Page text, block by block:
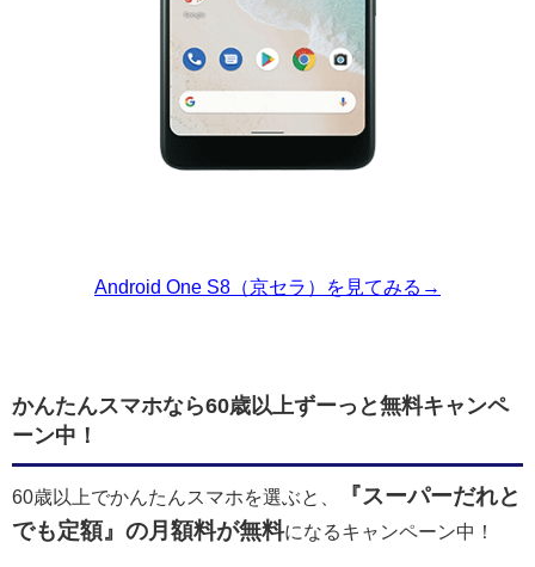
Android One S8（京セラ）を見てみる→
かんたんスマホなら60歳以上ずーっと無料キャンペ
ーン中！
60歳以上でかんたんスマホを選ぶと、
『スーパーだれと
でも定額』の月額料が無料になるキャンペーン中！